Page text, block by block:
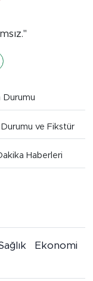
Durumu
Durumu ve Fikstür
Haberleri
Ekonomi